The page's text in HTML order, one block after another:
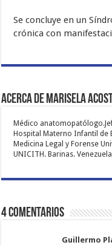
Se concluye en un
crónica con
Acerca de Marisela
Médico
Hospital Materno Infantil de
Medicina Legal y Forense
UNICITH. Barinas. Venezuela
4 comentarios
Guillermo